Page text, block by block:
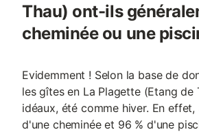
Thau) ont-ils
cheminée ou une
Evidemment ! Selon la base de
les gîtes en La Plagette (Etang de
idéaux, été comme hiver. En
d'une cheminée et 96 % d'une